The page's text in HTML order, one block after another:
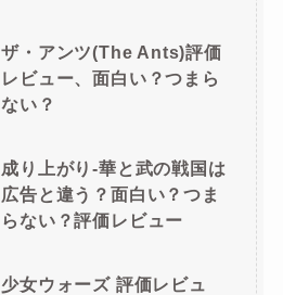
ザ・アンツ(The Ants)評価
レビュー、面白い？つまら
ない？
成り上がり-華と武の戦国は
広告と違う？面白い？つま
らない？評価レビュー
少女ウォーズ 評価レビュ